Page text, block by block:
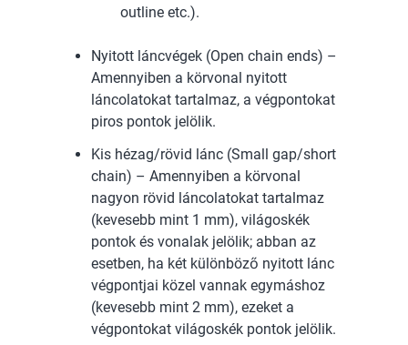
outline etc.).
Nyitott láncvégek (Open chain ends) –
Amennyiben a körvonal nyitott
láncolatokat tartalmaz, a végpontokat
piros pontok jelölik.
Kis hézag/rövid lánc (Small gap/short
chain) – Amennyiben a körvonal
nagyon rövid láncolatokat tartalmaz
(kevesebb mint 1 mm), világoskék
pontok és vonalak jelölik; abban az
esetben, ha két különböző nyitott lánc
végpontjai közel vannak egymáshoz
(kevesebb mint 2 mm), ezeket a
végpontokat világoskék pontok jelölik.